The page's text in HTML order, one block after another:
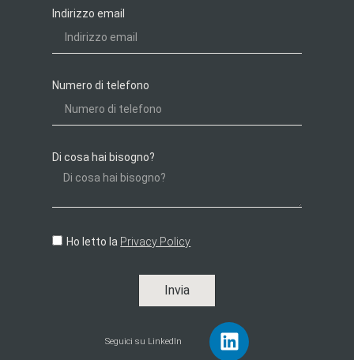
Indirizzo email
Numero di telefono
Di cosa hai bisogno?
Ho letto la Privacy Policy
Invia
Seguici su LinkedIn